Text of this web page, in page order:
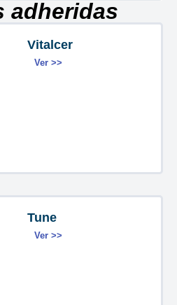
adheridas
Vitalcer
Ver >>
Tune
Ver >>